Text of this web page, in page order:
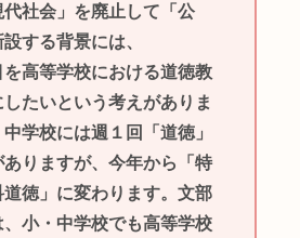
社会」を廃止して「公
する背景には、
を高等学校における道徳教
たいという考えがありま
学校には週１回「道徳」
りますが、今年から「特
道徳」に変わります。文部
小・中学校でも高等学校